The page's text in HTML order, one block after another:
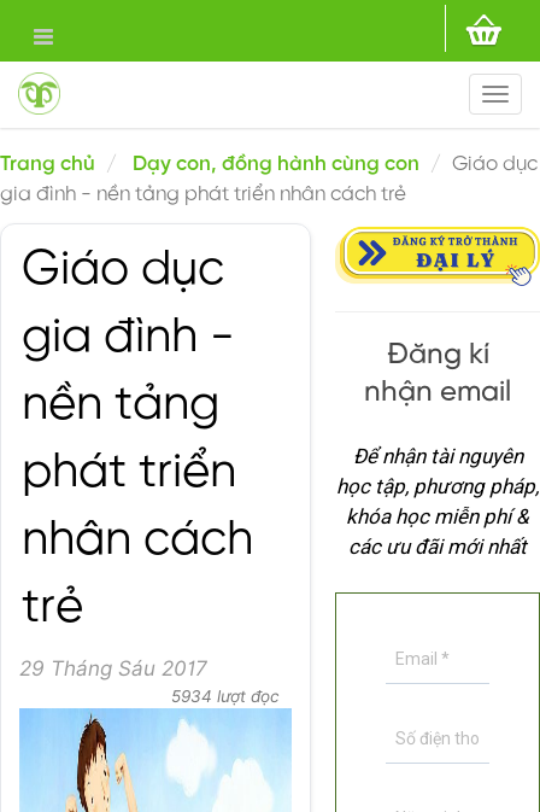
Trang chủ Dạy con, đồng hành cùng con
Giáo dục
gia đình - nền tảng phát triển nhân cách trẻ
Giáo dục
gia đình -
nền tảng
phát triển
nhân cách
trẻ
29 Tháng Sáu 2017
5934 lượt đọc
Đăng kí
nhận email
Để nhận tài nguyên
học tập, phương pháp,
khóa học miễn phí &
các ưu đãi mới nhất